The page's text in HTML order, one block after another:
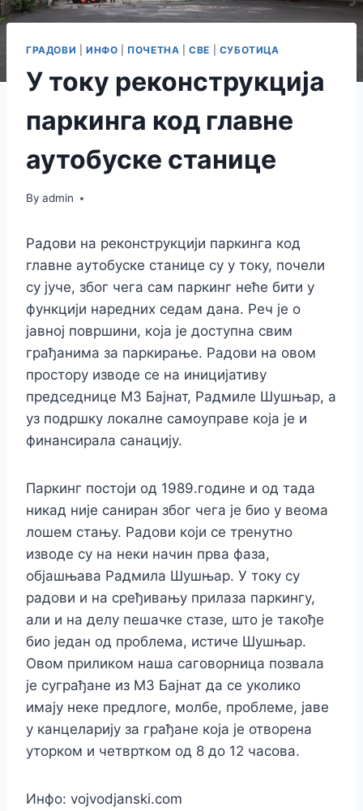
ГРАДОВИ ИНФО ПОЧЕТНА |СВЕ СУБОТИЦА
У току реконструкција
паркинга код главне
аутобуске станице
By admin
Радови на реконструкцији паркинга код
главне аутобуске станице су у току, почели
су јуче, због чега сам паркинг неће бити у
функцији наредних седам дана. Реч је о
јавној површини, која је доступна свим
грађанима за паркирање. Радови на овом
простору изводе се на иницијативу
председнице МЗ Бајнат, Радмиле Шушњар, а
уз подршку локалне самоуправе која је и
финансирала санацију.
Паркинг постоји од 1989.године и од тада
никад није саниран због чега је био у веома
лошем стању. Радови који се тренутно
изводе су на неки начин прва фаза,
објашњава Радмила Шушњар. У току су
радови и на сређивању прилаза паркингу,
али и на делу пешачке стазе, што је такође
био један од проблема, истиче Шушњар.
Овом приликом наша саговорница позвала
је суграђане из МЗ Бајнат да се уколико
имају неке предлоге, молбе, проблеме, јаве
у канцеларију за грађане која је отворена
уторком и четвртком од 8 до 12 часова.
Инфо: vojvodjanski.com